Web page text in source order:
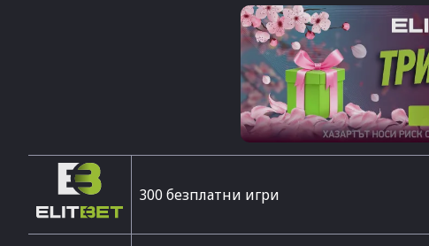
300 безплатни игри